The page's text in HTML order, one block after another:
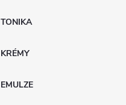
TONIKA
KRÉMY
EMULZE